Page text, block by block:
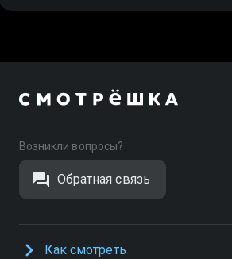
Возникли вопросы?
Обратная связь
Как смотреть